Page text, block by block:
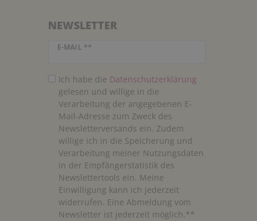
NEWSLETTER
E-MAIL **
Newsletter Honig
Ich habe die Daten­schutz­erklärung
gelesen und willige in die
Verarbeitung der angegebenen E-
Mail-Adresse zum Zweck des
Newsletterversands ein. Zudem
willige ich in die Speicherung und
Verarbeitung meiner Nutzungsdaten
in der Empfängerstatistik des
Newslettertools ein. Meine
Einwilligung kann ich jederzeit
widerrufen. Eine Abmeldung vom
Newsletter ist jederzeit möglich.**